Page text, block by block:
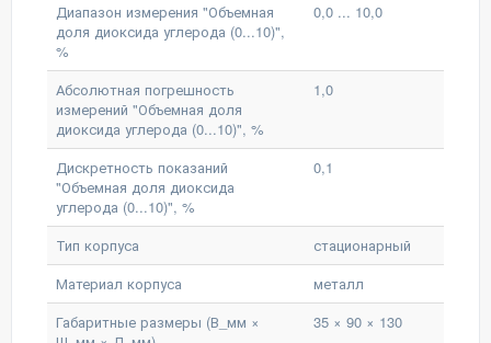
Диапазон измерения "Объемная
доля диоксида углерода (0...10)",
%
0,0 ... 10,0
Абсолютная погрешность
измерений "Объемная доля
диоксида углерода (0...10)", %
1,0
Дискретность показаний
"Объемная доля диоксида
углерода (0...10)", %
0,1
Тип корпуса
стационарный
Материал корпуса
металл
Габаритные размеры (В_мм ×
35 × 90 × 130